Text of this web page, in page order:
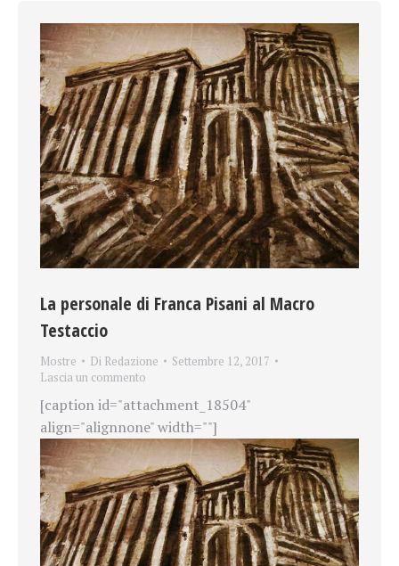
La personale di Franca Pisani al Macro
Testaccio
Mostre Di Redazione
Settembre 12, 2017
Lascia un commento
[caption id="attachment_18504"
align="alignnone" width=""]